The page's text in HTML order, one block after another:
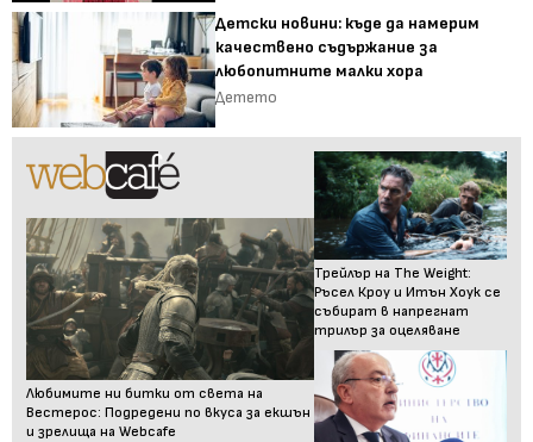
Детски новини: къде да намерим
качествено съдържание за
любопитните малки хора
Детето
Любимите ни битки от света на
Вестерос: Подредени по вкуса за екшън
и зрелища на Webcafe
Трейлър на The Weight:
Ръсел Кроу и Итън Хоук се
събират в напрегнат
трилър за оцеляване